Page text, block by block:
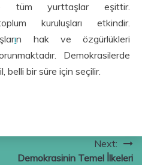
tüm yurttaşlar eşittir.
kuruluşları etkindir.
ın hak ve özgürlükleri
Demokrasilerde
belli bir süre için seçilir.
Next:
Demokrasinin Temel İlkeleri